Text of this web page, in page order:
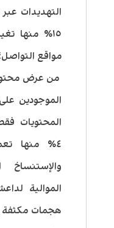
التهديدات
١٥٪‏ منها
من عرض
الموجودين
المحتويات
٤٪‏ منها
الموالية
هجمات مكثفة